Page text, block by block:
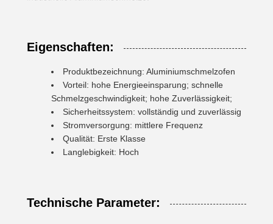
Eigenschaften:
Produktbezeichnung: Aluminiumschmelzofen
Vorteil: hohe Energieeinsparung; schnelle
Schmelzgeschwindigkeit; hohe Zuverlässigkeit;
Sicherheitssystem: vollständig und zuverlässig
Stromversorgung: mittlere Frequenz
Qualität: Erste Klasse
Langlebigkeit: Hoch
Technische Parameter: